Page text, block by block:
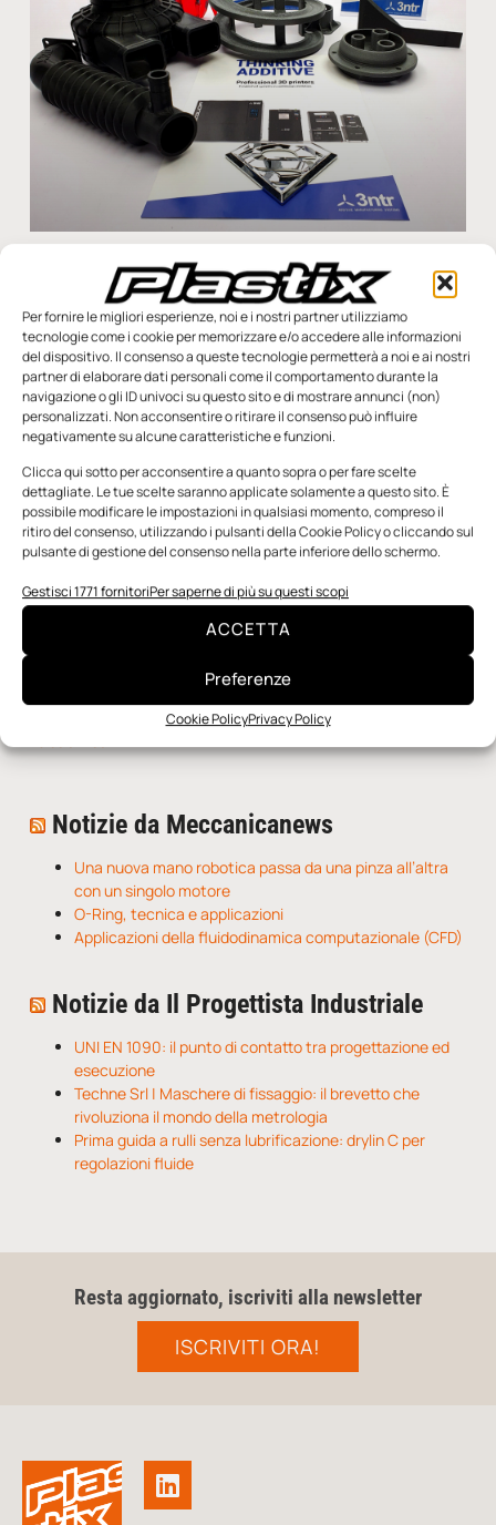
Per fornire le migliori esperienze, noi e i nostri partner utilizziamo
tecnologie come i cookie per memorizzare e/o accedere alle informazioni
del dispositivo. Il consenso a queste tecnologie permetterà a noi e ai nostri
partner di elaborare dati personali come il comportamento durante la
navigazione o gli ID univoci su questo sito e di mostrare annunci (non)
personalizzati. Non acconsentire o ritirare il consenso può influire
negativamente su alcune caratteristiche e funzioni.
Clicca qui sotto per acconsentire a quanto sopra o per fare scelte
dettagliate. Le tue scelte saranno applicate solamente a questo sito. È
possibile modificare le impostazioni in qualsiasi momento, compreso il
ritiro del consenso, utilizzando i pulsanti della Cookie Policy o cliccando sul
pulsante di gestione del consenso nella parte inferiore dello schermo.
Gestisci 1771 fornitoriPer saperne di più su questi scopi
ACCETTA
Preferenze
Cookie PolicyPrivacy Policy
3ntr, polimeri tecnici per lavorazioni complesse
3ntr, produttore di sistemi per la stampa 3D FDM ad uso
industriale, ha presentato a Francoforte la nuova gamma di
polimeri tecnici ad alte prestazioni
Cinzia Galimberti 22 Dicembre 2022
SFOGLIA LA RIVISTA
n.4 - Maggio 2026
Notizie da Meccanicanews
Una nuova mano robotica passa da una pinza all’altra
con un singolo motore
O-Ring, tecnica e applicazioni
Applicazioni della fluidodinamica computazionale (CFD)
Notizie da Il Progettista Industriale
UNI EN 1090: il punto di contatto tra progettazione ed
esecuzione
Techne Srl | Maschere di fissaggio: il brevetto che
rivoluziona il mondo della metrologia
Prima guida a rulli senza lubrificazione: drylin C per
regolazioni fluide
Resta aggiornato, iscriviti alla newsletter
ISCRIVITI ORA!